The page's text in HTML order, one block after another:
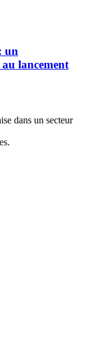
un
au lancement
dans un secteur